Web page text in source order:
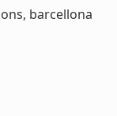
barcellona